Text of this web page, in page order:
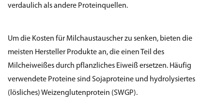
verdaulich als andere Proteinquellen.
Um die Kosten für Milchaustauscher zu senken, bieten die
meisten Hersteller Produkte an, die einen Teil des
Milcheiweißes durch pflanzliches Eiweiß ersetzen. Häufig
verwendete Proteine sind Sojaproteine und hydrolysiertes
(lösliches) Weizenglutenprotein (SWGP).